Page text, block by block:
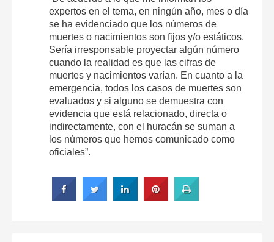
expertos en el tema, en ningún año, mes o día
se ha evidenciado que los números de
muertes o nacimientos son fijos y/o estáticos.
Sería irresponsable proyectar algún número
cuando la realidad es que las cifras de
muertes y nacimientos varían. En cuanto a la
emergencia, todos los casos de muertes son
evaluados y si alguno se demuestra con
evidencia que está relacionado, directa o
indirectamente, con el huracán se suman a
los números que hemos comunicado como
oficiales”.